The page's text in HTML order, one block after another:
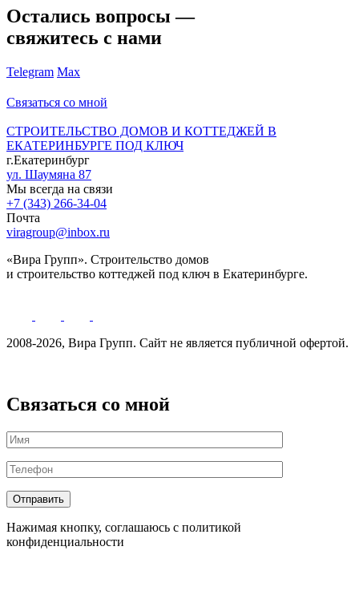
Остались вопросы —
свяжитесь с нами
Telegram Max
Связаться со мной
СТРОИТЕЛЬСТВО ДОМОВ И КОТТЕДЖЕЙ В
ЕКАТЕРИНБУРГЕ ПОД КЛЮЧ
г.Екатеринбург
ул. Шаумяна 87
Мы всегда на связи
+7 (343) 266-34-04
Почта
viragroup@inbox.ru
«Вира Групп». Строительство домов
и строительство коттеджей под ключ в Екатеринбурге.
2008-2026, Вира Групп. Cайт не является публичной офертой.
Связаться со мной
Нажимая кнопку, соглашаюсь с политикой
конфиденциальности